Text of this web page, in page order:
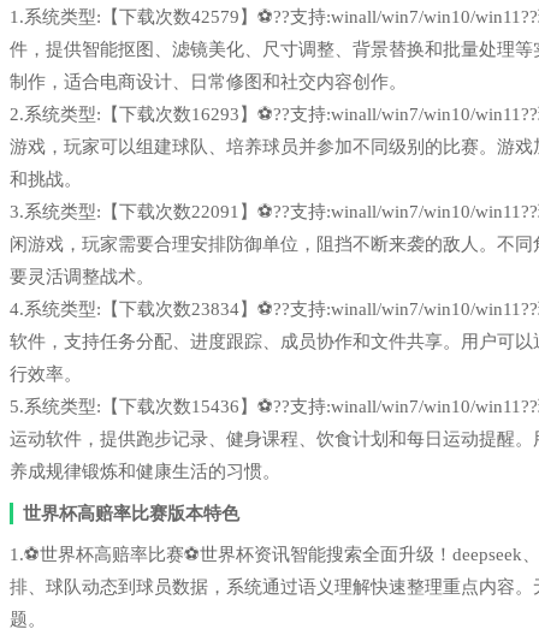
1.系统类型:【下载次数42579】⚽??支持:winall/win7/win10/
件，提供智能抠图、滤镜美化、尺寸调整、背景替换和批量处理
制作，适合电商设计、日常修图和社交内容创作。
2.系统类型:【下载次数16293】⚽??支持:winall/win7/win10/
游戏，玩家可以组建球队、培养球员并参加不同级别的比赛。游
和挑战。
3.系统类型:【下载次数22091】⚽??支持:winall/win7/win10/
闲游戏，玩家需要合理安排防御单位，阻挡不断来袭的敌人。不
要灵活调整战术。
4.系统类型:【下载次数23834】⚽??支持:winall/win7/win10/
软件，支持任务分配、进度跟踪、成员协作和文件共享。用户可
行效率。
5.系统类型:【下载次数15436】⚽??支持:winall/win7/win10/
运动软件，提供跑步记录、健身课程、饮食计划和每日运动提醒
养成规律锻炼和健康生活的习惯。
世界杯高赔率比赛版本特色
1.⚽世界杯高赔率比赛⚽世界杯资讯智能搜索全面升级！
排、球队动态到球员数据，系统通过语义理解快速整理重点内容
题。